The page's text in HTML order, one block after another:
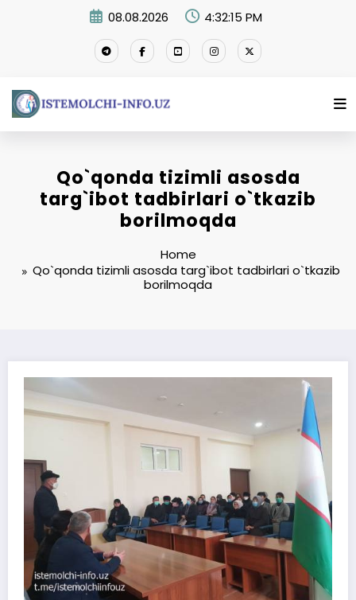
08.08.2026 4:32:16 PM
Qo`qonda tizimli asosda
targ`ibot tadbirlari o`tkazib
borilmoqda
Home
Qo`qonda tizimli asosda targ`ibot tadbirlari o`tkazib
borilmoqda